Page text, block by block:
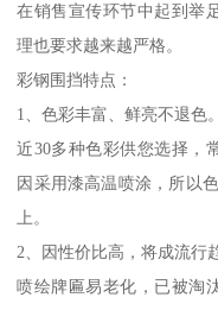
在销售宣传环节中起到举
理也要求越来越严格。
彩钢围挡特点：
1、色彩丰富、鲜亮不退色
近30多种色彩供您选择，
因采用漆高温喷涂，所以
上。
2、因性价比高，将成流行
喷绘牌匾易老化，已被淘